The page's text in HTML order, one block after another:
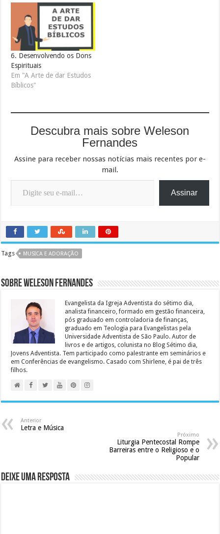
6. Desenvolvendo os Dons
Espirituais
Em "A Arte de dar Estudos
Bíblicos"
Descubra mais sobre Weleson
Fernandes
Assine para receber nossas notícias mais recentes por e-
mail.
Digite seu e-mail…
Assinar
Tags MUSICA E ADORAÇÃO
Sobre Weleson Fernandes
Evangelista da Igreja Adventista do sétimo dia,
analista financeiro, formado em gestão financeira,
pós graduado em controladoria de finanças,
graduado em Teologia para Evangelistas pela
Universidade Adventista de São Paulo. Autor de
livros e de artigos, colunista no Blog Sétimo dia,
Jovens Adventista. Tem participado como palestrante em seminários e
em Conferências de evangelismo. Casado com Shirlene, é pai de três
filhos.
Anterior
Letra e Música
Próximo
Liturgia Pentecostal Rompe
Barreiras entre o Religioso e o
Popular
Deixe uma resposta